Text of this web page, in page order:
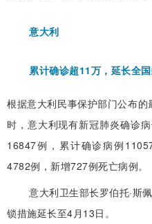
意大利
累计确诊超11万，延长全
根据意大利民事保护部门公布
时，意大利现有新冠肺炎确诊
16847例，累计确诊病例
4782例，新增727例死亡病例。
意大利卫生部长罗伯托·斯
锁措施延长至4月13日。